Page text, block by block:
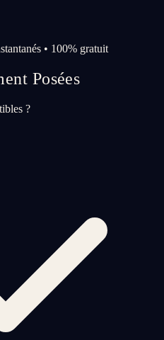
• 100% gratuit
Posées
?